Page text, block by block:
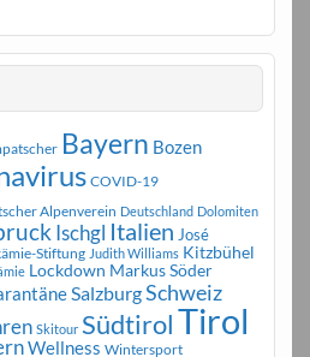
Bayern Bozen
COVID-19
Alpenverein Deutschland Dolomiten
Ischgl Italien José
Stiftung Judith Williams Kitzbühel
Lockdown Markus Söder
SalzburgSchweiz
Skitour SüdtirolTirol
Wellness Wintersport